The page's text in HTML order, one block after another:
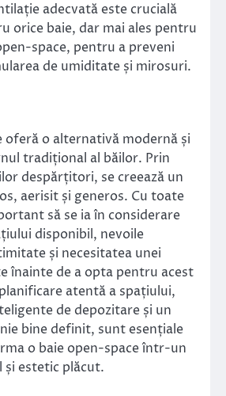
adecvată este crucială
orice baie, dar mai ales pentru
space, pentru a preveni
de umiditate și mirosuri.
oferă o alternativă modernă și
tradițional al băilor. Prin
despărțitori, se creează un
aerisit și generos. Cu toate
să se ia în considerare
disponibil, nevoile
și necesitatea unei
înainte de a opta pentru acest
atentă a spațiului,
de depozitare și un
bine definit, sunt esențiale
o baie open-space într-un
estetic plăcut.